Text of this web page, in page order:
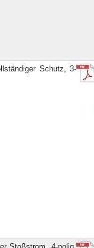
Schutz, 3-